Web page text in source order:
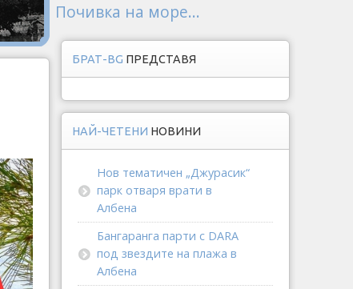
Почивка на море...
БРАТ-BG ПРЕДСТАВЯ
НАЙ-ЧЕТЕНИ НОВИНИ
Нов тематичен „Джурасик“
парк отваря врати в
Албена
Бангаранга парти с DARA
под звездите на плажа в
Албена